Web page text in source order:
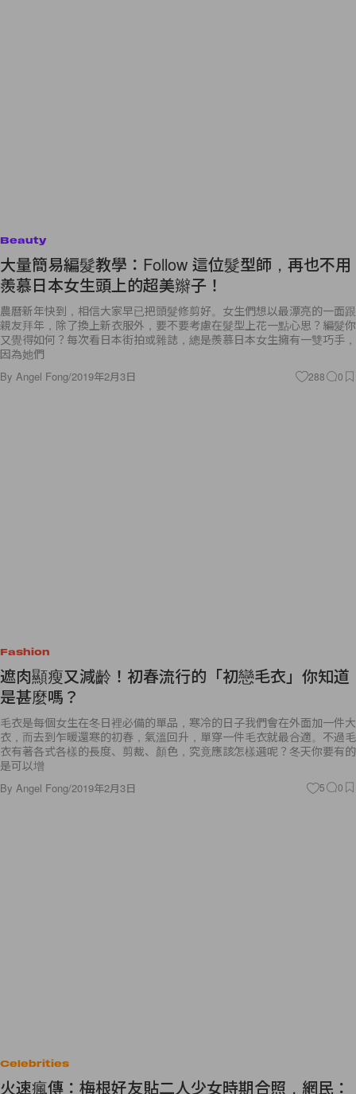
Beauty
大量簡易編髮教學：Follow 這位髮型師，再也不用
羨慕日本女生頭上的超美辮子！
農曆新年快到，相信大家早已把頭髮修剪好。女生們想以最漂亮的一面跟
親友拜年，除了換上新衣服外，要不要考慮在髮型上花一點心思？編髮你
又覺得如何？每次看日本街拍或雜誌，總是羨慕日本女生擁有一雙巧手，
因為她們
By Angel Fong/2019年2月3日 288 0
Fashion
遮肉顯瘦又減齡！初春流行的「初戀毛衣」你知道
是甚麼嗎？
毛衣是每個女生在冬日裡必備的單品，寒冷的日子我們會在外面加一件大
衣，而去到乍暖還寒的初春，氣溫回升，單穿一件毛衣就最合適。不過毛
衣有著各式各樣的長度、剪裁、顏色，究竟應該怎樣選呢？冬天你要有的
是可以增
By Angel Fong/2019年2月3日 5 0
Celebrities
火速瘋傳：梅根好友貼二人少女時期合照，網民：